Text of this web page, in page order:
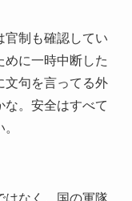
官制も確認してい
めに一時中断した
文句を言ってる外
な。安全はすべて
はなく、国の軍隊